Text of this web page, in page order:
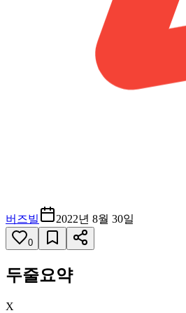
버즈빌 2022년 8월 30일
0
두줄요약
X